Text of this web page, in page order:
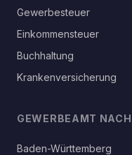
Gewerbesteuer
Einkommensteuer
Buchhaltung
Krankenversicherung
GEWERBEAMT
Baden-Württemberg